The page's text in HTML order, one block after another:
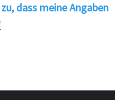
dass meine Angaben